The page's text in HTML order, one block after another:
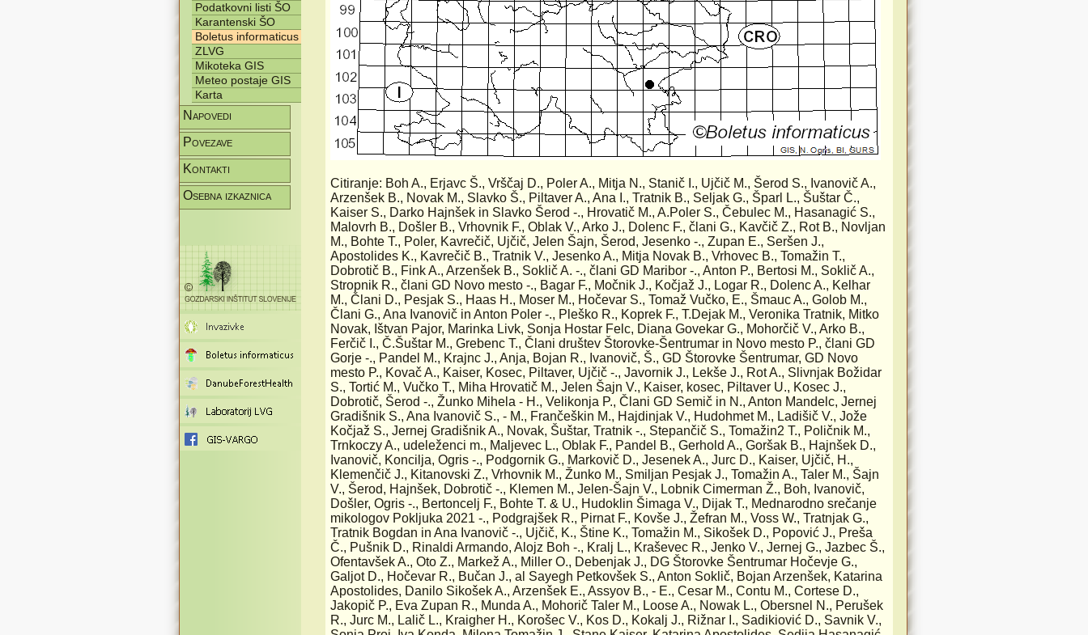
Podatkovni listi ŠO
Karantenski ŠO
Boletus informaticus
ZLVG
Mikoteka GIS
Meteo postaje GIS
Karta
Napovedi
Povezave
Kontakti
Osebna izkaznica
Citiranje: Boh A., Erjavc Š., Vrščaj D., Poler A., Mitja N., Stanič I., Ujčič M., Šerod S., Ivanovič A.,
Arzenšek B., Novak M., Slavko Š., Piltaver A., Ana I., Tratnik B., Seljak G., Šparl L., Šuštar Č.,
Kaiser S., Darko Hajnšek in Slavko Šerod -., Hrovatič M., A.Poler S., Čebulec M., Hasanagić S.,
Malovrh B., Došler B., Vrhovnik F., Oblak V., Arko J., Dolenc F., člani G., Kavčič Z., Rot B., Novljan
M., Bohte T., Poler, Kavrečič, Ujčič, Jelen Šajn, Šerod, Jesenko -., Zupan E., Seršen J.,
Apostolides K., Kavrečič B., Tratnik V., Jesenko A., Mitja Novak B., Vrhovec B., Tomažin T.,
Dobrotič B., Fink A., Arzenšek B., Soklič A. -., člani GD Maribor -., Anton P., Bertosi M., Soklič A.,
Stropnik R., člani GD Novo mesto -., Bagar F., Močnik J., Kočjaž J., Logar R., Dolenc A., Kelhar
M., Člani D., Pesjak S., Haas H., Moser M., Hočevar S., Tomaž Vučko, E., Šmauc A., Golob M.,
Člani G., Ana Ivanovič in Anton Poler -., Pleško R., Koprek F., T.Dejak M., Veronika Tratnik, Mitko
Novak, Ištvan Pajor, Marinka Livk, Sonja Hostar Felc, Diana Govekar G., Mohorčič V., Arko B.,
Ferčič I., Č.Šuštar M., Grebenc T., Člani društev Štorovke-Šentrumar in Novo mesto P., člani GD
Gorje -., Pandel M., Krajnc J., Anja, Bojan R., Ivanovič, Š., GD Štorovke Šentrumar, GD Novo
mesto P., Kovač A., Kaiser, Kosec, Piltaver, Ujčič -., Javornik J., Lekše J., Rot A., Slivnjak Božidar
S., Tortić M., Vučko T., Miha Hrovatič M., Jelen Šajn V., Kaiser, kosec, Piltaver U., Kosec J.,
Dobrotič, Šerod -., Žunko Mihela - H., Velikonja P., Člani GD Semič in N., Anton Mandelc, Jernej
Gradišnik S., Ana Ivanovič S., - M., Frančeškin M., Hajdinjak V., Hudohmet M., Ladišič V., Jože
Kočjaž S., Jernej Gradišnik A., Novak, Šuštar, Tratnik -., Stepančič S., Tomažin2 T., Poličnik M.,
Trnkoczy A., udeleženci m., Maljevec L., Oblak F., Pandel B., Gerhold A., Goršak B., Hajnšek D.,
Ivanovič, Koncilja, Ogris -., Podgornik G., Markovič D., Jesenek A., Jurc D., Kaiser, Ujčič, H.,
Klemenčič J., Kitanovski Z., Vrhovnik M., Žunko M., Smiljan Pesjak J., Tomažin A., Taler M., Šajn
V., Šerod, Hajnšek, Dobrotič -., Klemen M., Jelen-Šajn V., Lobnik Cimerman Ž., Boh, Ivanovič,
Došler, Ogris -., Bertoncelj F., Bohte T. & U., Hudoklin Šimaga V., Dijak T., Mednarodno srečanje
mikologov Pokljuka 2021 -., Podgrajšek R., Pirnat F., Kovše J., Žefran M., Voss W., Tratnjak G.,
Tratnik Bogdan in Ana Ivanovič -., Ujčič, K., Štine K., Tomažin M., Sikošek D., Popović J., Preša
Č., Pušnik D., Rinaldi Armando, Alojz Boh -., Kralj L., Kraševec R., Jenko V., Jernej G., Jazbec Š.,
Ofentavšek A., Oto Z., Markež A., Miller O., Debenjak J., DG Štorovke Šentrumar Hočevje G.,
Galjot D., Hočevar R., Bučan J., al Sayegh Petkovšek S., Anton Soklič, Bojan Arzenšek, Katarina
Apostolides, Danilo Sikošek A., Arzenšek E., Assyov B., - E., Cesar M., Contu M., Cortese D.,
Jakopič P., Eva Zupan R., Munda A., Mohorič Taler M., Loose A., Nowak L., Obersnel N., Perušek
R., Jurc M., Lalič L., Kraigher H., Korošec V., Kos D., Kokalj J., Rižnar I., Sadikiović D., Savnik V.,